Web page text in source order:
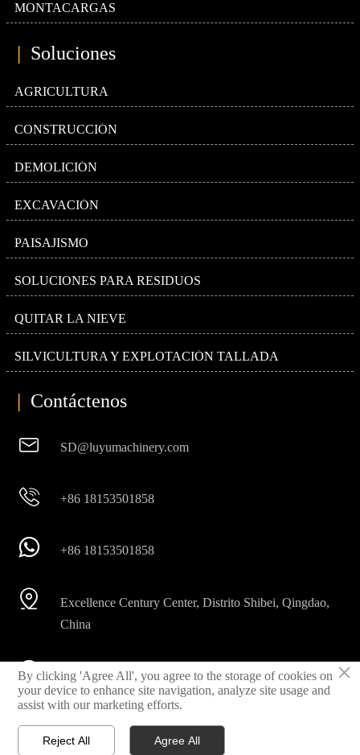
MONTACARGAS
| Soluciones
AGRICULTURA
CONSTRUCCIÓN
DEMOLICIÓN
EXCAVACIÓN
PAISAJISMO
SOLUCIONES PARA RESIDUOS
QUITAR LA NIEVE
SILVICULTURA Y EXPLOTACIÓN TALLADA
Contáctenos
 SD@luyumachinery.com
 +86 18153501858
 +86 18153501858

Excellence Century Center, Distrito Shibei, Qingdao,
China

Parque industrial Shahe, Ciudad Laizhou, Provincia
Shandong, China
×
By clicking 'Agree All', you agree to the storage of cookies on
your device to enhance site navigation, analyze site usage and
assist with our marketing efforts.
Reject All Agree All